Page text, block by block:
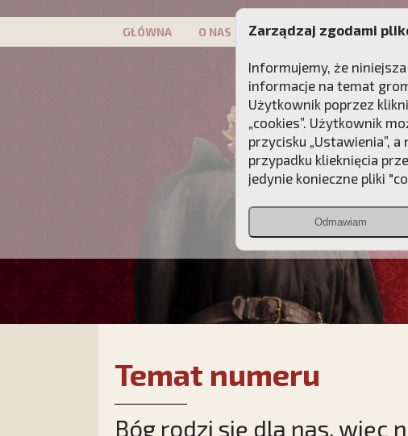
GŁÓWNA O NAS PATRON KAMPANIE
Temat numeru
Bóg rodzi się dla nas, więc
Zarządzaj zgodami
Informujemy, że
informacje na temat
Użytkownik poprzez
„cookies”. Użytkownik
przycisku „Ustawienia”,
przypadku klieknięcia
jedynie konieczne pliki
Odmawiam